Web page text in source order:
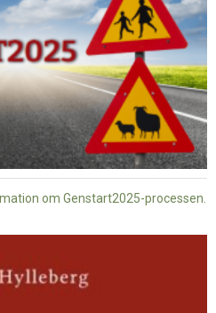
om Genstart2025-processen.